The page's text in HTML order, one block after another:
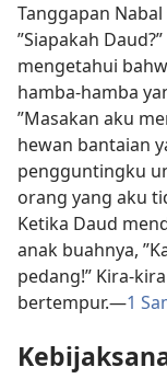
Tanggapan
”Siapakah
mengetahui
hamba-hamba
”Masakan aku
hewan bantaian
pengguntingku
orang yang aku
Ketika Daud
anak buahnya,
pedang!” Kira-
bertempur.​—1